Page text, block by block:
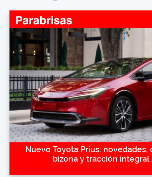
Nuevo Toyota Prius: novedades,
bizona y tracción integral